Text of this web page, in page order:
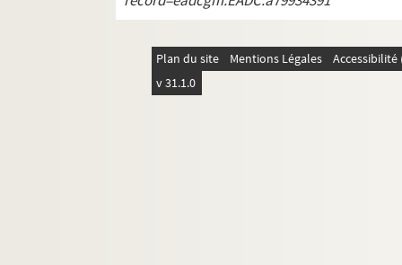
Plan du site Mentions Légales
v 31.1.0